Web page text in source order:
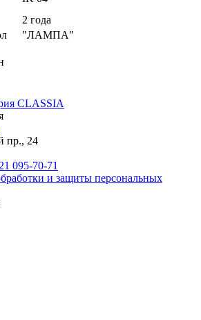
2 года
"ЛАМПА"
CLASSIA
пр., 24
095-70-71
и защиты персональных